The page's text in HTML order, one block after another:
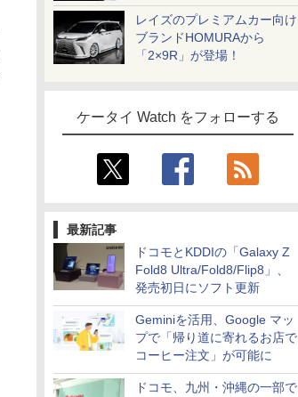
レイズのプレミアムカー向け
ブランドHOMURAから
「2×9R」が登場！
ケータイ Watch をフォローする
最新記事
ドコモとKDDIの「Galaxy Z
Fold8 Ultra/Fold8/Flip8」、
発売初日にソフト更新
Geminiを活用、Google マッ
プで「帰り道に寄れるお店で
コーヒー注文」が可能に
ドコモ、九州・沖縄の一部で